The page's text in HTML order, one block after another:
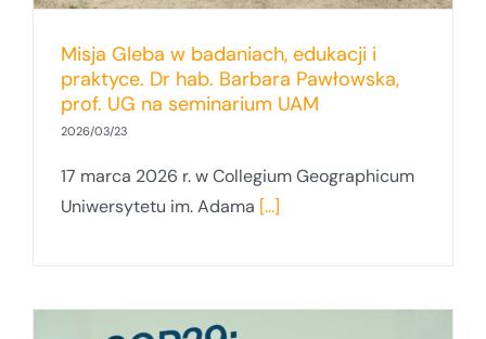
Misja Gleba w badaniach, edukacji i
praktyce. Dr hab. Barbara Pawłowska,
prof. UG na seminarium UAM
2026/03/23
17 marca 2026 r. w Collegium Geographicum
Uniwersytetu im. Adama [...]